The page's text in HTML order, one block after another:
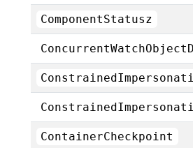
ComponentStatusz
ContainerCheckpoint